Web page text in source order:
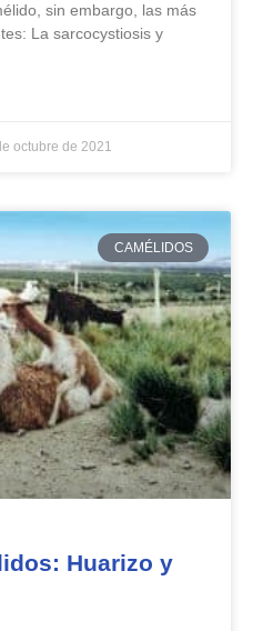
sin embargo, las más
La sarcocystiosis y
octubre de 2021
CAMÉLIDOS
Huarizo y